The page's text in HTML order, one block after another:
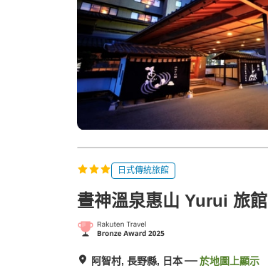
a
日式傳統旅館
晝神溫泉惠山 Yurui 旅館
阿智村, 長野縣, 日本 於地圖上顯示